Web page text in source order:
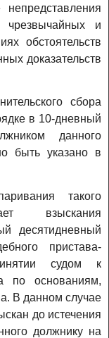
непредставления
чрезвычайных и
обстоятельств
доказательств
сбора
в 10-дневный
данного
быть указано в
такого
взыскания
десятидневный
пристава-
судом к
по основаниям,
В данном случае
до истечения
должнику на